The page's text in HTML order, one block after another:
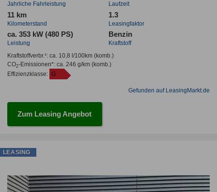
Jahrliche Fahrleistung Laufzeit
11 km
Kilometerstand
1.3
Leasingfaktor
ca. 353 kW (480 PS)
Leistung
Benzin
Kraftstoff
Kraftstoffverbr.¹: ca. 10,8 l/100km(komb.)
CO2-Emissionen*: ca. 246 g/km(komb.)
Effizienzklasse: G
Gefunden auf LeasingMarkt.de
Zum Leasing Angebot
LEASING